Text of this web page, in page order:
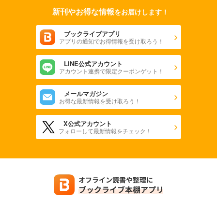
新刊やお得な情報をお届けします！
ブックライブアプリ
アプリの通知でお得情報を受け取ろう！
LINE公式アカウント
アカウント連携で限定クーポンゲット！
メールマガジン
お得な最新情報を受け取ろう！
X公式アカウント
フォローして最新情報をチェック！